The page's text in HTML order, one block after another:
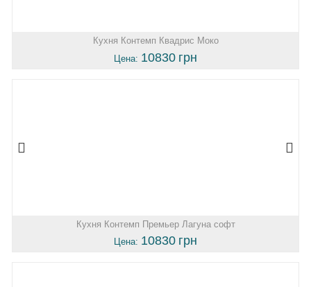
Кухня Контемп Квадрис Моко
Цена: 10830 грн
Кухня Контемп Премьер Лагуна софт
Цена: 10830 грн